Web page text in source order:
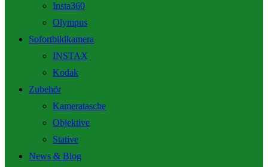
Insta360
Olympus
Sofortbildkamera
INSTAX
Kodak
Zubehör
Kameratasche
Objektive
Stative
News & Blog